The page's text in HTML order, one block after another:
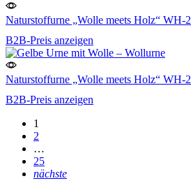
Naturstoffurne „Wolle meets Holz“ WH-
B2B-Preis anzeigen
Naturstoffurne „Wolle meets Holz“ WH-
B2B-Preis anzeigen
1
2
…
25
nächste